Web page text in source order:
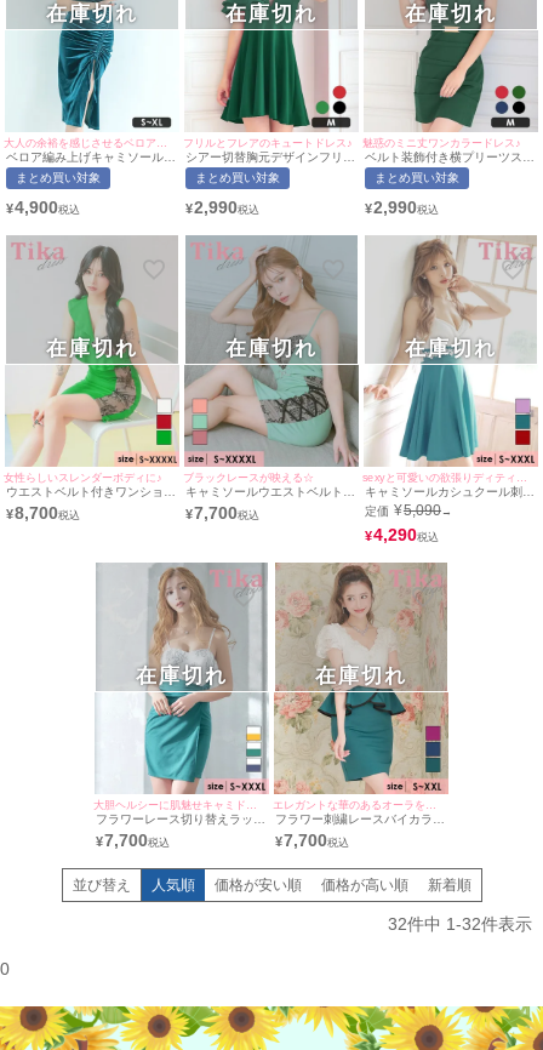
ベロア編み上げキャミソールス
リットタイトプチプラ膝丈ドレ
ス (S～XLサイズ) (せいせい/キ
イミネット]
まとめ買い対象
¥4,900
在庫切れ
フリルとフレアのキュートドレス♪
シアー切替胸元デザインフリル
アシメワンショルダープチプラ
フレアミニドレス (Mサイズ)(中
[myMinette/マイミネット]
まとめ買い対象
¥2,990
在庫切れ
魅惑のミニ丈ワンカラードレス♪
ベルト装飾付き横プリーツスカ
ートキャミソールワンピースプ
チプラタイトミニドレス (Mサ
用)[myMinette/マイミネット]
まとめ買い対象
¥2,990
在庫切れ
女性らしいスレンダーボディに♪
ウエストベルト付きワンショル
ダー風ゴージャス胸元フリルサ
イドヌーディーレース切り替え
¥8,700
在庫切れ
ブラックレースが映える☆
キャミソールウエストベルトレ
ース切替タイトミニドレス (S
サイズ～XXXXLサイズ) (みゆ
¥7,700
在庫切れ
キャミソールカシュクール刺繍
マークバイカラーデザインハイ
ウエスト切替フレアミニドレス
(Sサイズ～XXXLサイズ) (ゆん
ころ/キャバドレス着用)
定価 ¥5,090→
¥4,290
在庫切れ
フラワーレース切り替えラップ
キャミソールタイトミニドレス
(Sサイズ～XXXLサイズ) (みゆ
¥7,700
在庫切れ
フラワー刺繍レースバイカラー
ペプラムウエストリボン半袖タ
イトミニドレス (Sサイズ～
バドレス着用)
¥7,700
在庫切れ
並び替え 人気順 価格が安い順 価格が高い順 新着順
32件中 1-32件表示
0